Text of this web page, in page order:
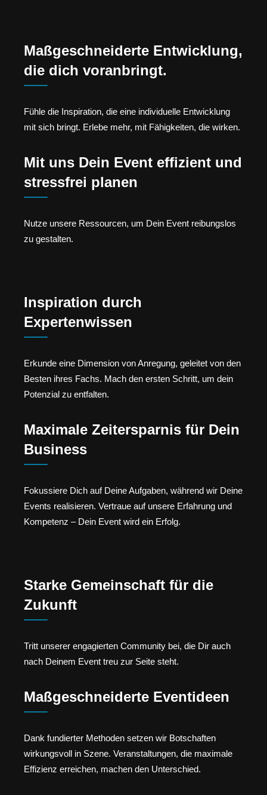
Maßgeschneiderte Entwicklung,
die dich voranbringt.
Fühle die Inspiration, die eine individuelle Entwicklung
mit sich bringt. Erlebe mehr, mit Fähigkeiten, die wirken.
Mit uns Dein Event effizient und
stressfrei planen
Nutze unsere Ressourcen, um Dein Event reibungslos
zu gestalten.
Inspiration durch
Expertenwissen
Erkunde eine Dimension von Anregung, geleitet von den
Besten ihres Fachs. Mach den ersten Schritt, um dein
Potenzial zu entfalten.
Maximale Zeitersparnis für Dein
Business
Fokussiere Dich auf Deine Aufgaben, während wir Deine
Events realisieren. Vertraue auf unsere Erfahrung und
Kompetenz – Dein Event wird ein Erfolg.
Starke Gemeinschaft für die
Zukunft
Tritt unserer engagierten Community bei, die Dir auch
nach Deinem Event treu zur Seite steht.
Maßgeschneiderte Eventideen
Dank fundierter Methoden setzen wir Botschaften
wirkungsvoll in Szene. Veranstaltungen, die maximale
Effizienz erreichen, machen den Unterschied.